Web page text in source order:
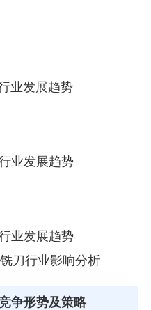
业发展趋势
业发展趋势
业发展趋势
刀行业影响分析
争形势及策略